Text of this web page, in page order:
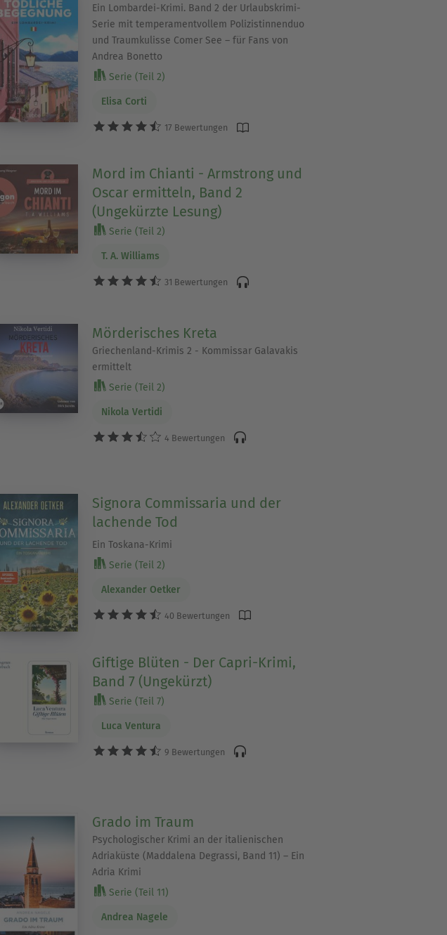
Ein Lombardei-Krimi. Band 2 der Urlaubskrimi-
Serie mit temperamentvollem Polizistinnenduo
und Traumkulisse Comer See – für Fans von
Andrea Bonetto
Serie (Teil 2)
Elisa Corti
17 Bewertungen
Mord im Chianti - Armstrong und
Oscar ermitteln, Band 2
(Ungekürzte Lesung)
Serie (Teil 2)
T. A. Williams
31 Bewertungen
Mörderisches Kreta
Griechenland-Krimis 2 - Kommissar Galavakis
ermittelt
Serie (Teil 2)
Nikola Vertidi
4 Bewertungen
Signora Commissaria und der
lachende Tod
Ein Toskana-Krimi
Serie (Teil 2)
Alexander Oetker
40 Bewertungen
Giftige Blüten - Der Capri-Krimi,
Band 7 (Ungekürzt)
Serie (Teil 7)
Luca Ventura
9 Bewertungen
Grado im Traum
Psychologischer Krimi an der italienischen
Adriaküste (Maddalena Degrassi, Band 11) – Ein
Adria Krimi
Serie (Teil 11)
Andrea Nagele